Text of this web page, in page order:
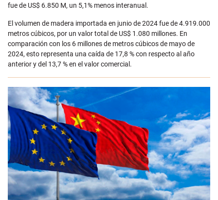
fue de US$ 6.850 M, un 5,1% menos interanual.
El volumen de madera importada en junio de 2024 fue de 4.919.000
metros cúbicos, por un valor total de US$ 1.080 millones. En
comparación con los 6 millones de metros cúbicos de mayo de
2024, esto representa una caída de 17,8 % con respecto al año
anterior y del 13,7 % en el valor comercial.